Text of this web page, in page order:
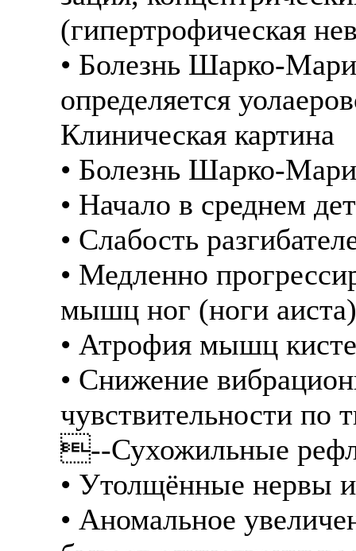
(гипертрофическая
• Болезнь Шарко-
определяется
Клиническая картина
• Болезнь Шарко-
• Начало в среднем
• Слабость
• Медленно
мышц ног (ноги аиста)
• Атрофия мышц
• Снижение
чувствительности по
--Сухожильные
• Утолщённые нервы
• Аномальное